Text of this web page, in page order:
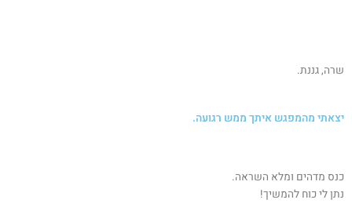
שרה, גננת.
יצאתי מהמפגש איתך ממש רגועה.
כנס מדהים ומלא השראה.
נתן לי כוח להמשיך!